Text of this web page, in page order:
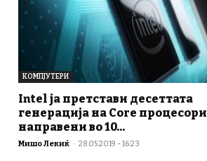
КОМПЈУТЕРИ
Intel ја претстави десеттата
генерација на Core процесори
направени во 10...
Мишо Лекиќ - 28.05.2019 - 16:23